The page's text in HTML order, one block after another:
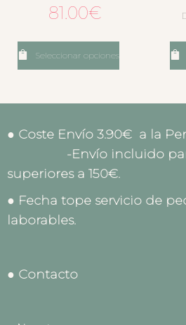
81.00€
Seleccionar opciones
● Coste Envío 3.90€ a
-Envío incluido para
superiores a 150€.
● Fecha tope servicio de
laborables.
● Contacto